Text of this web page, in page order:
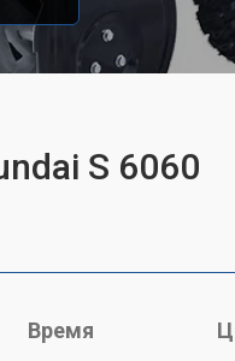
S 6060
Время